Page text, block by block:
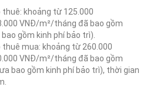
thuê: khoảng từ 125.000
VNĐ/m²/tháng đã bao gồm
gồm kinh phí bảo trì).
thuê mua: khoảng từ 260.000
VNĐ/m²/tháng đã bao gồm
bao gồm kinh phí bảo trì), thời gian